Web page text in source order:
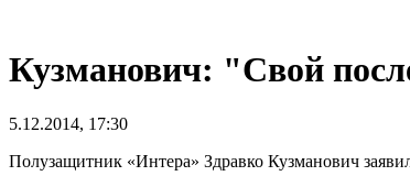
Кузманович: "Свой
5.12.2014, 17:30
Полузащитник «Интера» Здравко Кузманович